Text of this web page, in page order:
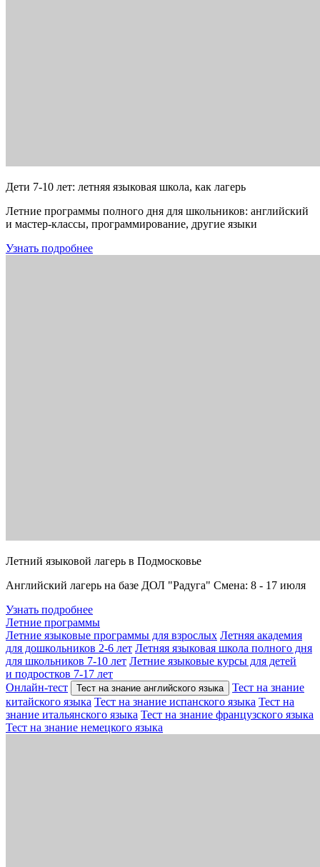
Дети 7-10 лет: летняя языковая школа, как лагерь
Летние программы полного дня для школьников: английский
и мастер-классы, программирование, другие языки
Узнать подробнее
Летний языковой лагерь в Подмосковье
Английский лагерь на базе ДОЛ "Радуга" Смена: 8 - 17 июля
Узнать подробнее
Летние программы
Летние языковые программы для взрослых Летняя академия
для дошкольников 2-6 лет Летняя языковая школа полного дня
для школьников 7-10 лет Летние языковые курсы для детей
и подростков 7-17 лет
Онлайн-тест
Тест на знание английского языка
Тест на знание
китайского языка Тест на знание испанского языка Тест на
знание итальянского языка Тест на знание французского языка
Тест на знание немецкого языка